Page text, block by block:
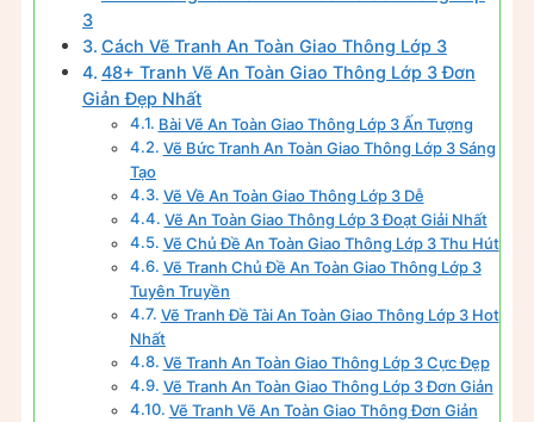
3
Cách Vẽ Tranh An Toàn Giao Thông Lớp 3
48+ Tranh Vẽ An Toàn Giao Thông Lớp 3 Đơn
Giản Đẹp Nhất
Bài Vẽ An Toàn Giao Thông Lớp 3 Ấn Tượng
Vẽ Bức Tranh An Toàn Giao Thông Lớp 3 Sáng
Tạo
Vẽ Về An Toàn Giao Thông Lớp 3 Dễ
Vẽ An Toàn Giao Thông Lớp 3 Đoạt Giải Nhất
Vẽ Chủ Đề An Toàn Giao Thông Lớp 3 Thu Hút
Vẽ Tranh Chủ Đề An Toàn Giao Thông Lớp 3
Tuyên Truyền
Vẽ Tranh Đề Tài An Toàn Giao Thông Lớp 3 Hot
Nhất
Vẽ Tranh An Toàn Giao Thông Lớp 3 Cực Đẹp
Vẽ Tranh An Toàn Giao Thông Lớp 3 Đơn Giản
Vẽ Tranh Vẽ An Toàn Giao Thông Đơn Giản